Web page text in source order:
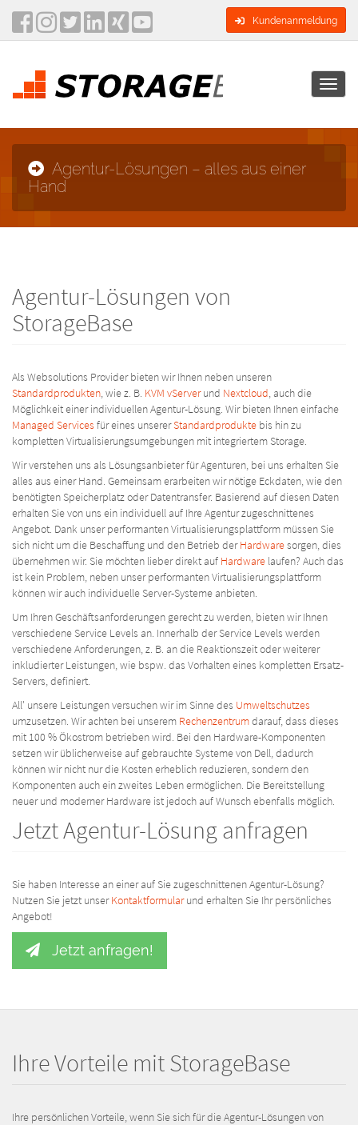
Kundenanmeldung
Agentur-Lösungen – alles aus einer
Hand
Agentur-Lösungen von
StorageBase
Als Websolutions Provider bieten wir Ihnen neben unseren
Standardprodukten, wie z. B. KVM vServerund Nextcloud, auch die
Möglichkeit einer individuellen Agentur-Lösung. Wir bieten Ihnen einfache
Managed Servicesfür eines unsererStandardprodukte bis hin zu
kompletten Virtualisierungsumgebungen mit integriertem Storage.
Wir verstehen uns als Lösungsanbieter für Agenturen, bei uns erhalten Sie
alles aus einer Hand. Gemeinsam erarbeiten wir nötige Eckdaten, wie den
benötigten Speicherplatz oder Datentransfer. Basierend auf diesen Daten
erhalten Sie von uns ein individuell auf Ihre Agentur zugeschnittenes
Angebot. Dank unser performanten Virtualisierungsplattform müssen Sie
sich nicht um die Beschaffung und den Betrieb derHardwaresorgen, dies
übernehmen wir. Sie möchten lieber direkt auf Hardware laufen? Auch das
ist kein Problem, neben unser performanten Virtualisierungsplattform
können wir auch individuelle Server-Systeme anbieten.
Um Ihren Geschäftsanforderungen gerecht zu werden, bieten wir Ihnen
verschiedene Service Levels an. Innerhalb der Service Levels werden
verschiedene Anforderungen, z. B. an die Reaktionszeit oder weiterer
inkludierter Leistungen, wie bspw. das Vorhalten eines kompletten Ersatz-
Servers, definiert.
All' unsere Leistungen versuchen wir im Sinne des Umweltschutzes
umzusetzen. Wir achten bei unserem Rechenzentrumdarauf, dass dieses
mit 100 % Ökostrom betrieben wird. Bei den Hardware-Komponenten
setzen wir üblicherweise auf gebrauchte Systeme von Dell, dadurch
können wir nicht nur die Kosten erheblich reduzieren, sondern den
Komponenten auch ein zweites Leben ermöglichen. Die Bereitstellung
neuer und moderner Hardware ist jedoch auf Wunsch ebenfalls möglich.
Jetzt Agentur-Lösung anfragen
Sie haben Interesse an einer auf Sie zugeschnittenen Agentur-Lösung?
Nutzen Sie jetzt unserKontaktformularund erhalten Sie Ihr persönliches
Angebot!
Jetzt anfragen!
Ihre Vorteile mit StorageBase
Ihre persönlichen Vorteile, wenn Sie sich für die Agentur-Lösungen von